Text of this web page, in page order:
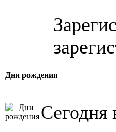
Дни рождения
Сегодня